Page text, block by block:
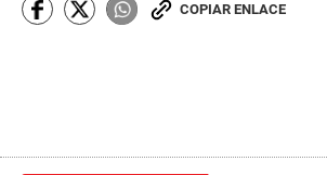
COPIAR ENLACE